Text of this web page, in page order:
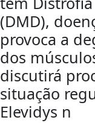
(DMD),
provoca a
dos
discutirá
situação
Elevidys n